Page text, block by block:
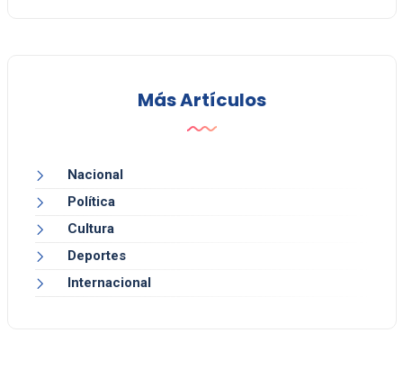
Más Artículos
Nacional
Política
Cultura
Deportes
Internacional